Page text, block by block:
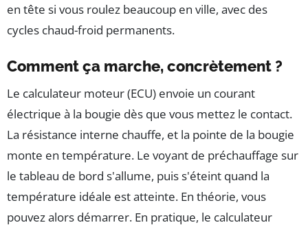
en tête si vous roulez beaucoup en ville, avec des
cycles chaud-froid permanents.
Comment ça marche, concrètement ?
Le calculateur moteur (ECU) envoie un courant
électrique à la bougie dès que vous mettez le contact.
La résistance interne chauffe, et la pointe de la bougie
monte en température. Le voyant de préchauffage sur
le tableau de bord s'allume, puis s'éteint quand la
température idéale est atteinte. En théorie, vous
pouvez alors démarrer. En pratique, le calculateur